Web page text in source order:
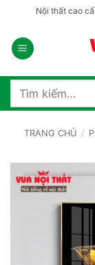
nội
dung
Nội thất cao
Tìm
TRANG CHỦ /